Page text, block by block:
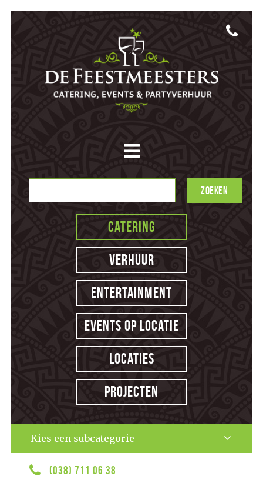
Catering
Verhuur
Entertainment
Events op locatie
Locaties
Projecten
Kies een subcategorie
(038) 711 06 38